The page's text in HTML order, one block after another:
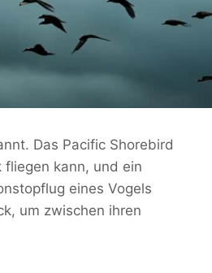
Das Pacific Shorebird
kann, und ein
eines Vogels
um zwischen ihren